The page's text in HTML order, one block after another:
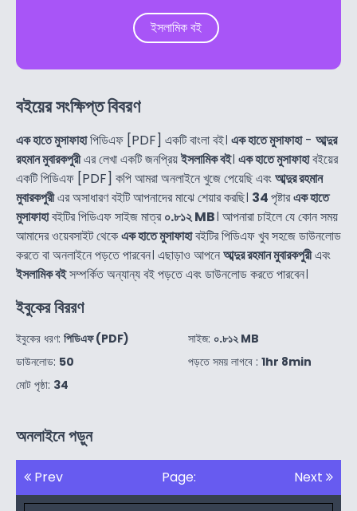
ইসলামিক বই
বইয়ের সংক্ষিপ্ত বিবরণ
এক হাতে মুসাফাহাপিডিএফ [PDF] একটি বাংলা বই। এক হাতে মুসাফাহা- আব্দুর
রহমান মুবারকপুরীএর লেখা একটি জনপ্রিয়ইসলামিক বই। এক হাতে মুসাফাহাবইয়ের
একটি পিডিএফ [PDF] কপি আমরা অনলাইনে খুজে পেয়েছি এবংআব্দুর রহমান
মুবারকপুরীএর অসাধারণ বইটি আপনাদের মাঝে শেয়ার করছি। 34পৃষ্টারএক হাতে
মুসাফাহাবইটির পিডিএফ সাইজ মাত্র০.৮১২ MB। আপনারা চাইলে যে কোন সময়
আমাদের ওয়েবসাইট থেকেএক হাতে মুসাফাহাবইটির পিডিএফ খুব সহজে ডাউনলোড
করতে বা অনলাইনে পড়তে পারবেন। এছাড়াও আপনেআব্দুর রহমান মুবারকপুরীএবং
ইসলামিক বইসম্পর্কিত অন্যান্য বই পড়তে এবং ডাউনলোড করতে পারবেন।
ইবুকের বিররণ
ইবুকের ধরণ: পিডিএফ (PDF)
ডাউনলোড: 50
মোট পৃষ্ঠা: 34
সাইজ: ০.৮১২ MB
পড়তে সময় লাগবে : 1hr 8min
অনলাইনে পড়ুন
Prev Page: Next